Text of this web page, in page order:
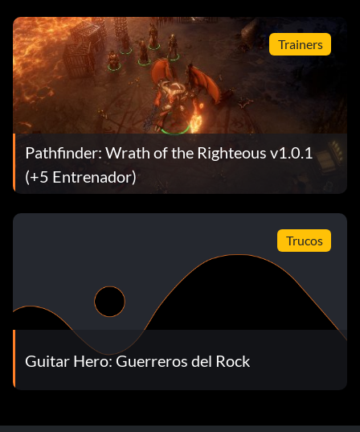
Trainers
Pathfinder: Wrath of the Righteous v1.0.1
(+5 Entrenador)
Trucos
Guitar Hero: Guerreros del Rock